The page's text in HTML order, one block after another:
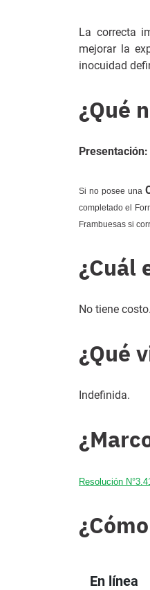
La correcta
mejorar la
inocuidad
¿Qué
Presentación:
Si no posee una
completado el
Frambuesas si
¿Cuál
No tiene costo.
¿Qué
Indefinida.
Resolución
En línea